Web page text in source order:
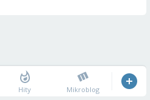
Hity Mikroblog